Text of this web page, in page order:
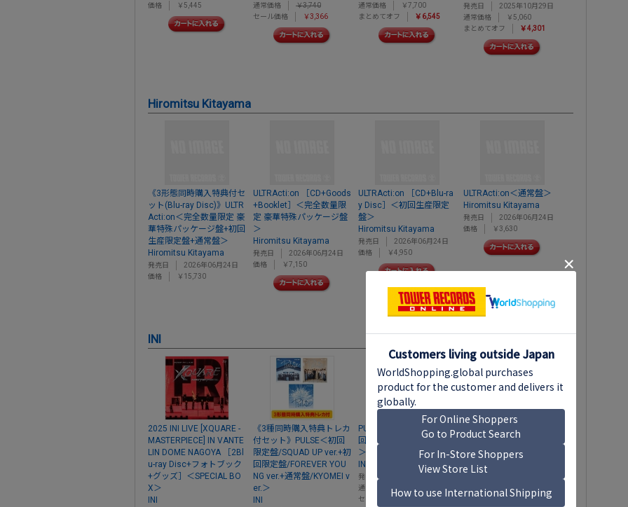
価格
￥5,445
通常価格
￥3,740
セール価格
￥3,366
通常価格
￥7,700
まとめてオフ
￥6,545
発売日
2025年10月29日
通常価格
￥5,060
まとめてオフ
￥4,301
Hiromitsu Kitayama
《3形態同時購入特典付セ
ット(Blu-ray Disc)》ULTR
Acti:on＜完全数量限定 豪
華特殊パッケージ盤+初回
生産限定盤+通常盤＞
Hiromitsu Kitayama
発売日
2026年06月24日
価格
￥15,730
ULTRActi:on ［CD+Goods
+Booklet］＜完全数量限
定 豪華特殊パッケージ盤
＞
Hiromitsu Kitayama
発売日
2026年06月24日
価格
￥7,150
ULTRActi:on ［CD+Blu-ra
y Disc］＜初回生産限定
盤＞
Hiromitsu Kitayama
発売日
2026年06月24日
価格
￥4,950
ULTRActi:on＜通常盤＞
Hiromitsu Kitayama
発売日
2026年06月24日
価格
￥3,630
INI
2025 INI LIVE [XQUARE -
MASTERPIECE] IN VANTE
LIN DOME NAGOYA ［2Bl
u-ray Disc+フォトブック
+グッズ］＜SPECIAL BO
X＞
INI
《3種同時購入特典トレカ
付セット》PULSE＜初回
限定盤/SQUAD UP ver.+初
回限定盤/FOREVER YOU
NG ver.+通常盤/KYOMEI v
er.＞
INI
PULSE ［CD+DVD］＜初
回限定盤/SQUAD UP ver.
＞
INI
発売日
通常価格
セール価格
￥1,710
THE WINTER MAGIC ［CD
+DVD+トレーディングカ
ード］＜Present ver.＞
INI
￥1,900